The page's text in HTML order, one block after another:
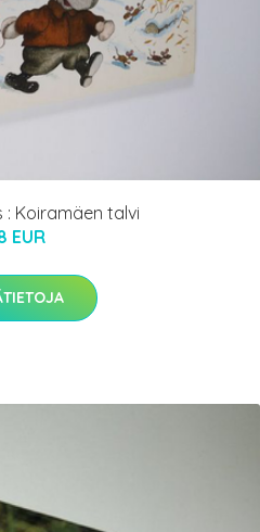
: Koiramäen talvi
EUR